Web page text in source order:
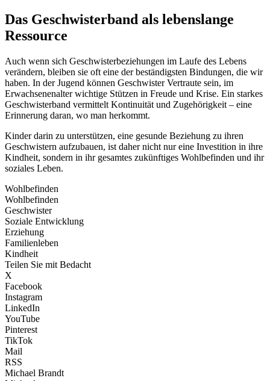
Das Geschwisterband als lebenslange
Ressource
Auch wenn sich Geschwisterbeziehungen im Laufe des Lebens
verändern, bleiben sie oft eine der beständigsten Bindungen, die wir
haben. In der Jugend können Geschwister Vertraute sein, im
Erwachsenenalter wichtige Stützen in Freude und Krise. Ein starkes
Geschwisterband vermittelt Kontinuität und Zugehörigkeit – eine
Erinnerung daran, wo man herkommt.
Kinder darin zu unterstützen, eine gesunde Beziehung zu ihren
Geschwistern aufzubauen, ist daher nicht nur eine Investition in ihre
Kindheit, sondern in ihr gesamtes zukünftiges Wohlbefinden und ihr
soziales Leben.
Wohlbefinden
Wohlbefinden
Geschwister
Soziale Entwicklung
Erziehung
Familienleben
Kindheit
Teilen Sie mit Bedacht
X
Facebook
Instagram
LinkedIn
YouTube
Pinterest
TikTok
Mail
RSS
Michael Brandt